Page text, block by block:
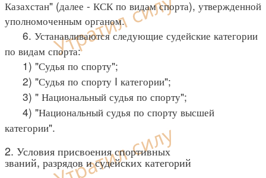
Казахстан" (далее - КСК по видам спорта), утвержденной
уполномоченным органом.
6. Устанавливаются следующие судейские категории
по видам спорта:
1) "Судья по спорту";
2) "Судья по спорту I категории";
3) " Национальный судья по спорту";
4) "Национальный судья по спорту высшей
категории".
2. Условия присвоения спортивных
званий, разрядов и судейских категорий